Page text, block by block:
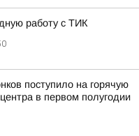
работу с ТИК
поступило на горячую
в первом полугодии